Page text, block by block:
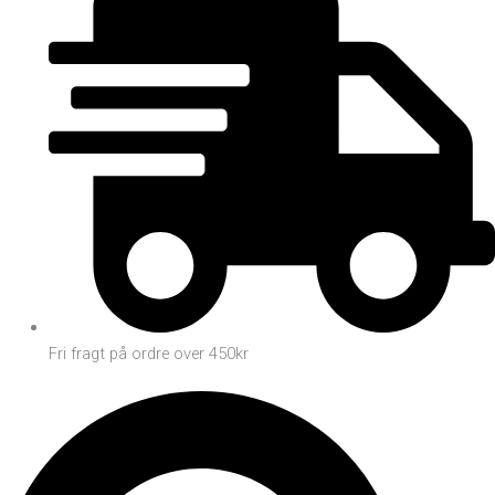
Fri fragt på ordre over 450kr